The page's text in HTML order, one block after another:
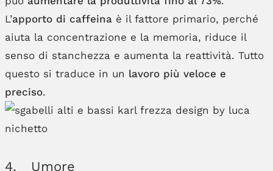
L’apporto di caffeina è il fattore primario, perché
aiuta la concentrazione e la memoria, riduce il
senso di stanchezza e aumenta la reattività. Tutto
questo si traduce in un lavoro più veloce e
preciso.
4. Umore